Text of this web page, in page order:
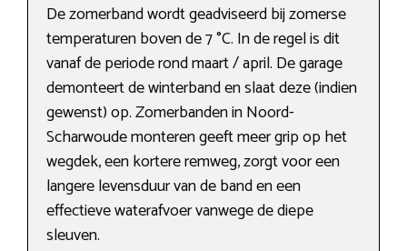
De zomerband wordt geadviseerd bij zomerse
temperaturen boven de 7 °C. In de regel is dit
vanaf de periode rond maart / april. De garage
demonteert de winterband en slaat deze (indien
gewenst) op. Zomerbanden in Noord-
Scharwoude monteren geeft meer grip op het
wegdek, een kortere remweg, zorgt voor een
langere levensduur van de band en een
effectieve waterafvoer vanwege de diepe
sleuven.